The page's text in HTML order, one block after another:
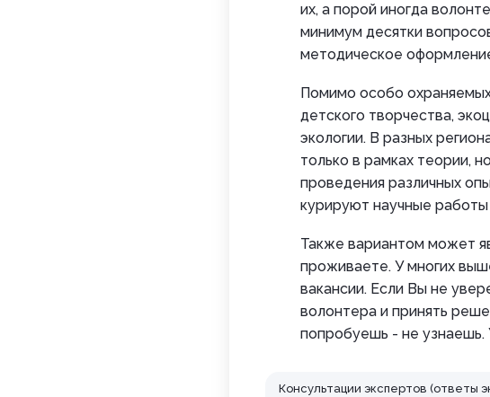
их, а порой иногда
минимум десятки
методическое
Помимо особо
детского творчества,
экологии. В разных
только в рамках теории,
проведения различных
курируют научные работы
Также вариантом может
проживаете. У многих
вакансии. Если Вы не
волонтера и принять
попробуешь - не узнаешь.
Консультации экспертов (ответы